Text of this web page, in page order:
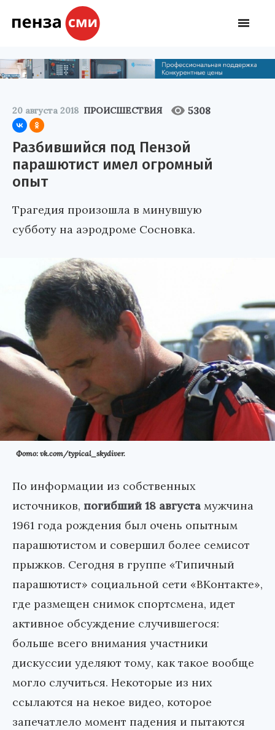
20 августа 2018 ПРОИСШЕСТВИЯ 5308
Разбившийся под Пензой
парашютист имел огромный
опыт
Трагедия произошла в минувшую
субботу на аэродроме Сосновка.
Фото: vk.com/typical_skydiver.
По информации из собственных
источников, погибший 18 августа мужчина
1961 года рождения был очень опытным
парашютистом и совершил более семисот
прыжков. Сегодня в группе «Типичный
парашютист» социальной сети «ВКонтакте»,
где размещен снимок спортсмена, идет
активное обсуждение случившегося:
больше всего внимания участники
дискуссии уделяют тому, как такое вообще
могло случиться. Некоторые из них
ссылаются на некое видео, которое
запечатлело момент падения и пытаются